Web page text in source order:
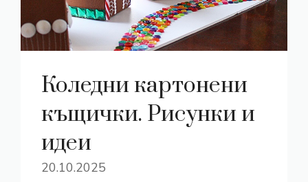
Коледни картонени
къщички. Рисунки и
идеи
20.10.2025